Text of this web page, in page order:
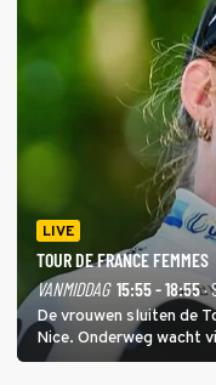
LIVE
TOUR DE FRANCE FEMMES
VANMIDDAG 15:55 - 18:55·
De vrouwen sluiten de
Nice. Onderweg wacht
Anglais krijgt de